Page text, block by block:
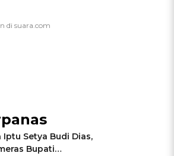
Setya Budi Dias,
Bupati